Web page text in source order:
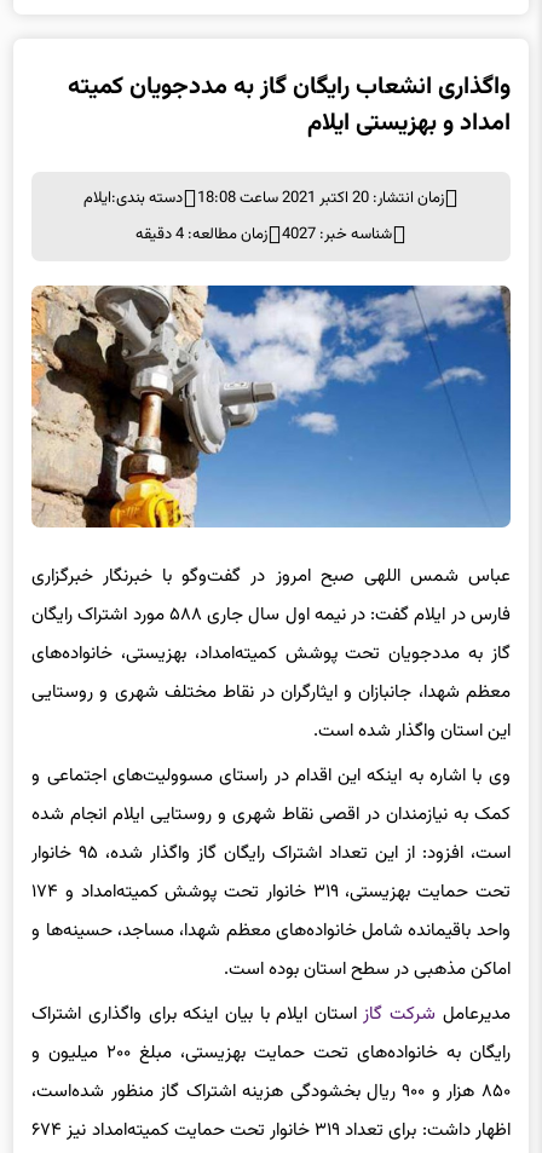
واگذاری انشعاب رایگان گاز به مددجویان کمیته
امداد و بهزیستی ایلام
زمان انتشار: 20 اکتبر 2021 ساعت 18:08 دسته بندی:ایلام
شناسه خبر: 4027
زمان مطالعه: 4 دقیقه
عباس شمس اللهی صبح امروز در گفت‌وگو با خبرنگار خبرگزاری
فارس در ایلام گفت: در نیمه اول سال جاری ۵۸۸ مورد اشتراک رایگان
گاز به مددجویان تحت پوشش کمیته‌امداد، بهزیستی، خانواده‌های
معظم شهدا، جانبازان و ایثارگران در نقاط مختلف شهری و روستایی
این استان واگذار شده است.
وی با اشاره به اینکه این اقدام در راستای مسوولیت‌های اجتماعی و
کمک به نیازمندان در اقصی نقاط شهری و روستایی ایلام انجام شده
است، افزود: از این تعداد اشتراک رایگان گاز واگذار شده، ۹۵ خانوار
تحت حمایت بهزیستی، ۳۱۹ خانوار تحت پوشش کمیته‌امداد و ۱۷۴
واحد باقیمانده شامل خانواده‌های معظم شهدا، مساجد، حسینه‌ها و
اماکن مذهبی در سطح استان بوده است.
مدیرعامل شرکت گاز استان ایلام با بیان اینکه برای واگذاری اشتراک
رایگان به خانواده‌های تحت حمایت بهزیستی، مبلغ ۲۰۰ میلیون و
۸۵۰ هزار و ۹۰۰ ریال بخشودگی هزینه اشتراک گاز منظور شده‌است،
اظهار داشت: برای تعداد ۳۱۹ خانوار تحت حمایت کمیته‌امداد نیز ۶۷۴